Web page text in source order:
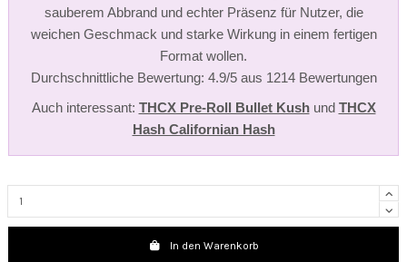
sauberem Abbrand und echter Präsenz für Nutzer, die
weichen Geschmack und starke Wirkung in einem fertigen
Format wollen.
Durchschnittliche Bewertung: 4.9/5 aus 1214 Bewertungen
Auch interessant: THCX Pre-Roll Bullet Kushund THCX
Hash Californian Hash
In den Warenkorb